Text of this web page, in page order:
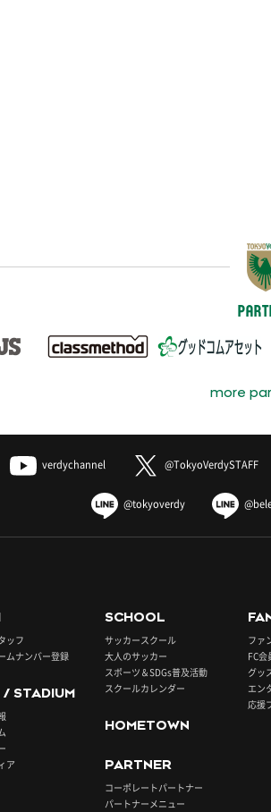
more
verdychannel @TokyoVerdySTAFF
@tokyoverdy
ッフ
ムナンバー登録
/ STADIUM
ア
SCHOOL
サッカースクール
大人のサッカー
スポーツ＆SDGs普及活動
スクールカレンダー
HOMETOWN
PARTNER
コーポレートパートナー
パートナーメニュー
ファ
FC
グッ
エン
応援